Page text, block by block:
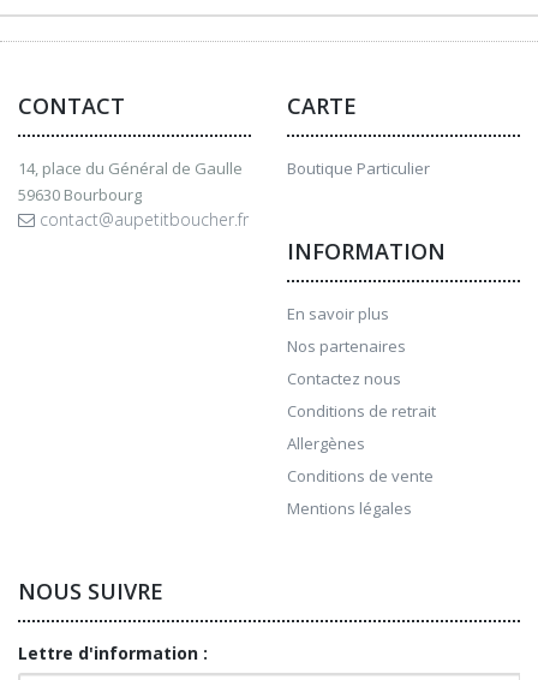
CONTACT
14, place du Général de Gaulle
59630 Bourbourg
contact@aupetitboucher.fr
CARTE
Boutique Particulier
INFORMATION
En savoir plus
Nos partenaires
Contactez nous
Conditions de retrait
Allergènes
Conditions de vente
Mentions légales
NOUS SUIVRE
Lettre d'information :